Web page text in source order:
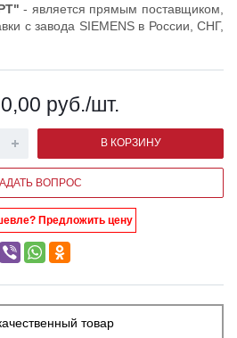
- является прямым поставщиком,
с завода SIEMENS в России, СНГ,
руб./шт.
В КОРЗИНУ
ВОПРОС
Предложить цену
товар